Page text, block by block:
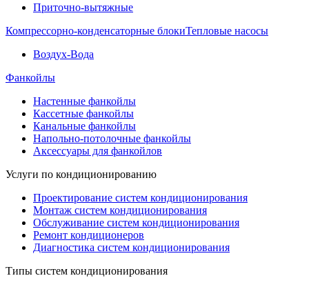
Приточно-вытяжные
Компрессорно-конденсаторные блокиТепловые насосы
Воздух-Вода
Фанкойлы
Настенные фанкойлы
Кассетные фанкойлы
Канальные фанкойлы
Напольно-потолочные фанкойлы
Аксессуары для фанкойлов
Услуги по кондиционированию
Проектирование систем кондиционирования
Монтаж систем кондиционирования
Обслуживание систем кондиционирования
Ремонт кондиционеров
Диагностика систем кондиционирования
Типы систем кондиционирования